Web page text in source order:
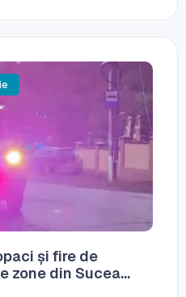
și fire de
zone din Sucea...